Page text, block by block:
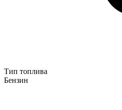
Тип топлива
Бензин